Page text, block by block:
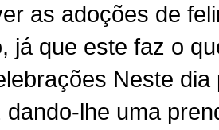
as adoções de
já que este faz o
Neste
dando-lhe uma